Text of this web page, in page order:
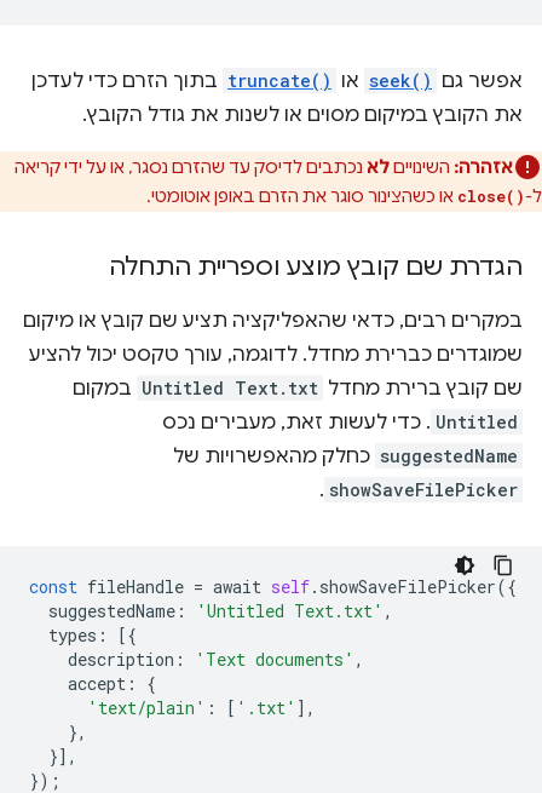
אפשר גם seek() או truncate() בתוך הזרם כדי לעדכן
את הקובץ במיקום מסוים או לשנות את גודל הקובץ.
אזהרה: השינוייםלא נכתבים לדיסק עד שהזרם נסגר, או על ידי קריאה
ל-close() או כשהצינור סוגר את הזרם באופן אוטומטי.
הגדרת שם קובץ מוצע וספריית התחלה
במקרים רבים, כדאי שהאפליקציה תציע שם קובץ או מיקום
שמוגדרים כברירת מחדל. לדוגמה, עורך טקסט יכול להציע
שם קובץ ברירת מחדל Untitled Text.txt במקום
Untitled . כדי לעשות זאת, מעבירים נכס
suggestedName כחלק מהאפשרויות של
showSaveFilePicker
.
const fileHandle = await self. showSaveFilePicker({
suggestedName : 'Untitled Text.txt' ,
types :
[{
description : 'Text documents' ,
accept :
{
'text/plain' : [ '.txt' ],
},
}],
});